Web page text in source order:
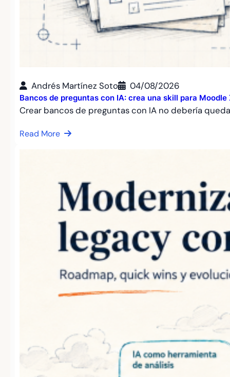
Andrés Martínez Soto 04/08/2026
Bancos de preguntas con IA: crea una skill para Moodle
Crear bancos de preguntas con IA no debería
Read More